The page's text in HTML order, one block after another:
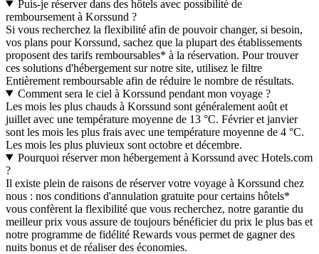
Puis-je réserver dans des hôtels avec possibilité de
remboursement à Korssund ?
Si vous recherchez la flexibilité afin de pouvoir changer, si besoin,
vos plans pour Korssund, sachez que la plupart des établissements
proposent des tarifs remboursables* à la réservation. Pour trouver
ces solutions d'hébergement sur notre site, utilisez le filtre
Entièrement remboursable afin de réduire le nombre de résultats.
Comment sera le ciel à Korssund pendant mon voyage ?
Les mois les plus chauds à Korssund sont généralement août et
juillet avec une température moyenne de 13 °C. Février et janvier
sont les mois les plus frais avec une température moyenne de 4 °C.
Les mois les plus pluvieux sont octobre et décembre.
Pourquoi réserver mon hébergement à Korssund avec Hotels.com
?
Il existe plein de raisons de réserver votre voyage à Korssund chez
nous : nos conditions d'annulation gratuite pour certains hôtels*
vous confèrent la flexibilité que vous recherchez, notre garantie du
meilleur prix vous assure de toujours bénéficier du prix le plus bas et
notre programme de fidélité Rewards vous permet de gagner des
nuits bonus et de réaliser des économies.